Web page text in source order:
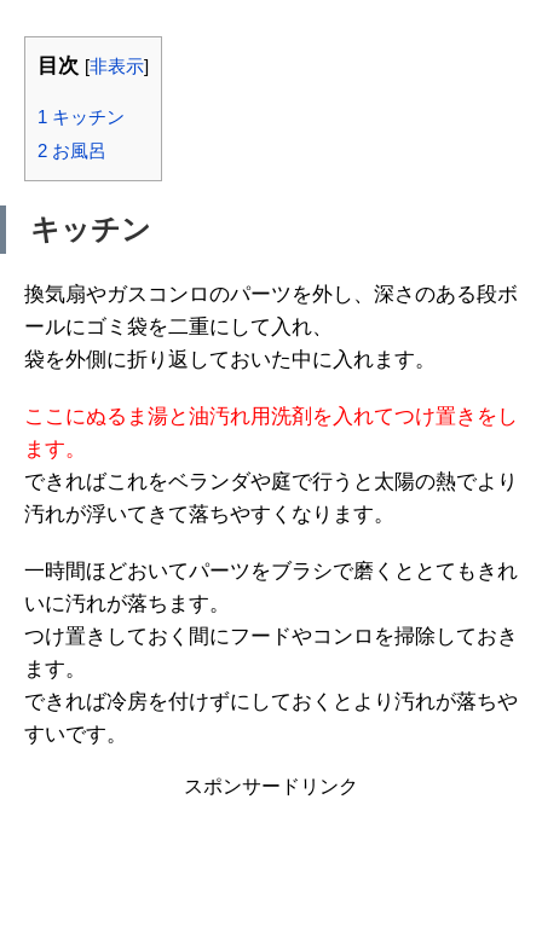
目次 [非表示]
1 キッチン
2 お風呂
キッチン
換気扇やガスコンロのパーツを外し、深さのある段ボ
ールにゴミ袋を二重にして入れ、
袋を外側に折り返しておいた中に入れます。
ここにぬるま湯と油汚れ用洗剤を入れてつけ置きをし
ます。
できればこれをベランダや庭で行うと太陽の熱でより
汚れが浮いてきて落ちやすくなります。
一時間ほどおいてパーツをブラシで磨くととてもきれ
いに汚れが落ちます。
つけ置きしておく間にフードやコンロを掃除しておき
ます。
できれば冷房を付けずにしておくとより汚れが落ちや
すいです。
スポンサードリンク